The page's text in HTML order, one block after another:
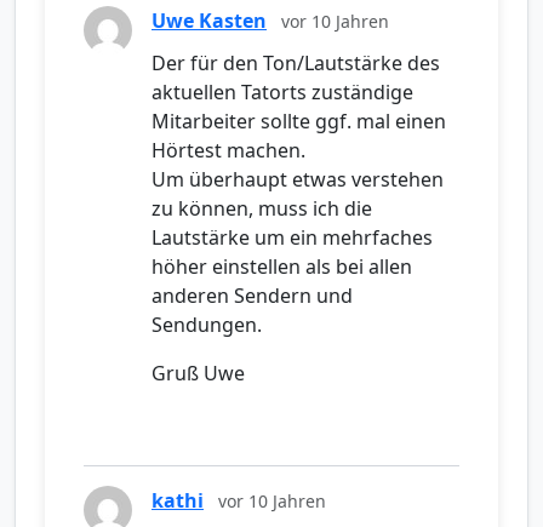
Uwe Kasten vor 10 Jahren
Der für den Ton/Lautstärke des
aktuellen Tatorts zuständige
Mitarbeiter sollte ggf. mal einen
Hörtest machen.
Um überhaupt etwas verstehen
zu können, muss ich die
Lautstärke um ein mehrfaches
höher einstellen als bei allen
anderen Sendern und
Sendungen.
Gruß Uwe
kathi vor 10 Jahren